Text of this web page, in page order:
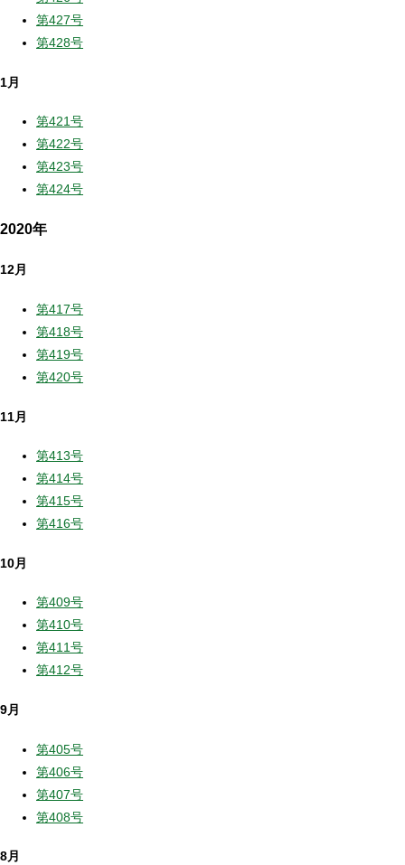
第427号
第428号
1月
第421号
第422号
第423号
第424号
2020年
12月
第417号
第418号
第419号
第420号
11月
第413号
第414号
第415号
第416号
10月
第409号
第410号
第411号
第412号
9月
第405号
第406号
第407号
第408号
8月